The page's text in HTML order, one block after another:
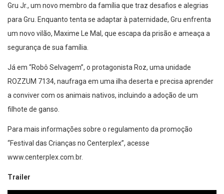
Gru Jr., um novo membro da família que traz desafios e alegrias
para Gru. Enquanto tenta se adaptar à paternidade, Gru enfrenta
um novo vilão, Maxime Le Mal, que escapa da prisão e ameaça a
segurança de sua família.
Já em “Robô Selvagem”, o protagonista Roz, uma unidade
ROZZUM 7134, naufraga em uma ilha deserta e precisa aprender
a conviver com os animais nativos, incluindo a adoção de um
filhote de ganso.
Para mais informações sobre o regulamento da promoção
“Festival das Crianças no Centerplex”, acesse
www.centerplex.com.br.
Trailer